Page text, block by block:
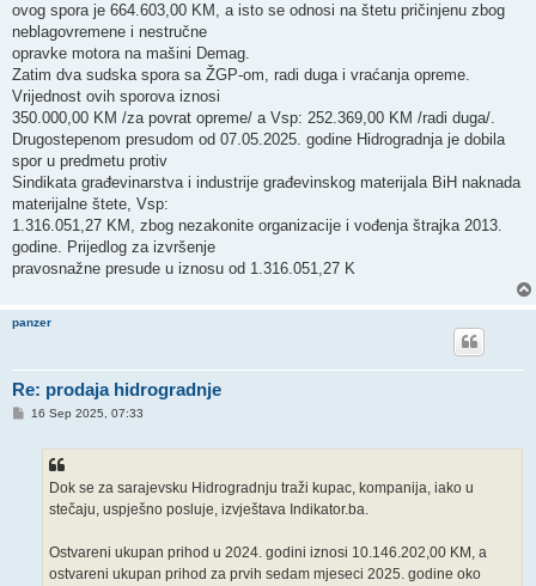
ovog spora je 664.603,00 KM, a isto se odnosi na štetu pričinjenu zbog
neblagovremene i nestručne
opravke motora na mašini Demag.
Zatim dva sudska spora sa ŽGP-om, radi duga i vraćanja opreme.
Vrijednost ovih sporova iznosi
350.000,00 KM /za povrat opreme/ a Vsp: 252.369,00 KM /radi duga/.
Drugostepenom presudom od 07.05.2025. godine Hidrogradnja je dobila
spor u predmetu protiv
Sindikata građevinarstva i industrije građevinskog materijala BiH naknada
materijalne štete, Vsp:
1.316.051,27 KM, zbog nezakonite organizacije i vođenja štrajka 2013.
godine. Prijedlog za izvršenje
pravosnažne presude u iznosu od 1.316.051,27 K
panzer
Re: prodaja hidrogradnje
P16 Sep 2025, 07:33
Dok se za sarajevsku Hidrogradnju traži kupac, kompanija, iako u
stečaju, uspješno posluje, izvještava Indikator.ba.
Ostvareni ukupan prihod u 2024. godini iznosi 10.146.202,00 KM, a
ostvareni ukupan prihod za prvih sedam mjeseci 2025. godine oko